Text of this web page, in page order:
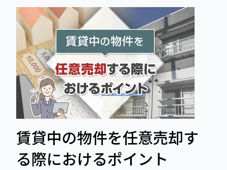
賃貸中の物件を任意売却す
る際におけるポイント